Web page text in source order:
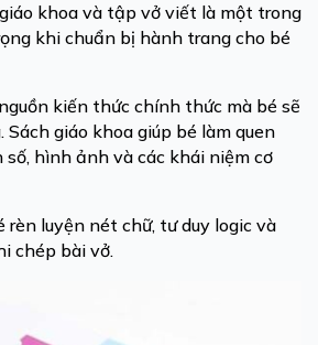
khoa và tập vở viết là một trong
khi chuẩn bị hành trang cho bé
kiến thức chính thức mà bé sẽ
giáo khoa giúp bé làm quen
số, hình ảnh và các khái niệm cơ
rèn luyện nét chữ, tư duy logic và
chép bài vở.